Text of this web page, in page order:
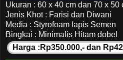
Ukuran : 60 x 40 cm dan 70 x 50
Jenis Khot : Farisi dan Diwani
Media : Styrofoam lapis Semen
Bingkai : Minimalis Hitam dobel
Harga :Rp350.000,- dan